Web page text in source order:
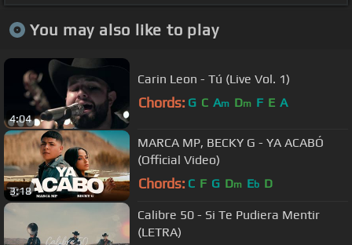
You may also like to play
4:04
Carin Leon - Tú (Live Vol. 1)
Chords: G C Am Dm F E A
3:18
MARCA MP, BECKY G - YA ACABÓ
(Official Video)
Chords: C F G Dm Eb D
Calibre 50 - Si Te Pudiera Mentir
(LETRA)